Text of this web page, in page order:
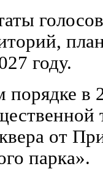
году.
порядке в
от
парка».